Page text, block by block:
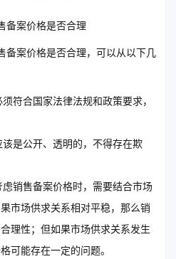
备案价格是否合理
备案价格是否合理，可以从以下几
符合国家法律法规和政策要求，
是公开、透明的，不得存在欺
销售备案价格时，需要结合市场
市场供求关系相对平稳，那么销
理性；但如果市场供求关系发生
可能存在一定的问题。